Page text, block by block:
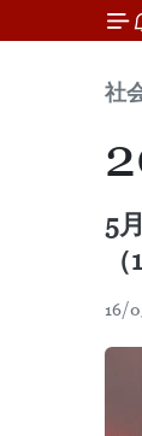
社
5
16/